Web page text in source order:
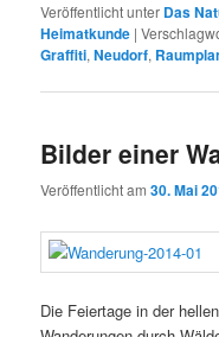
Veröffentlicht unter Das
Heimatkunde |
Graffiti,Neudorf,
Bilder einer
Veröffentlicht am30. Mai
Die Feiertage in der